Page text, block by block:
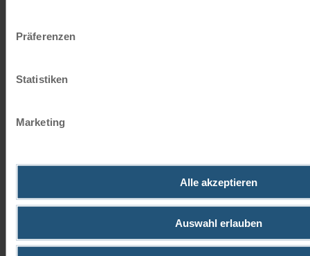
Impressum
Präferenzen
Statistiken
Marketing
Alle akzeptieren
Auswahl erlauben
Mehr lesen
27 Gänge | 28"
Marke Schauff. Die Firma Schauff stellt seit 1945
Mehr lesen
ab€ 90,-